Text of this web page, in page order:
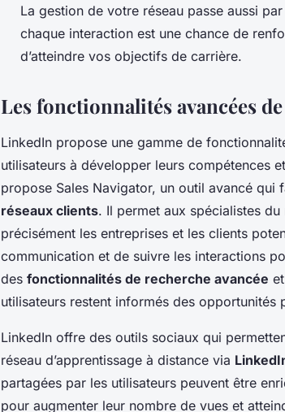
La gestion de votre réseau passe aussi
chaque interaction est une chance de
d’atteindre vos objectifs de carrière.
Les fonctionnalités avancées
LinkedIn propose une gamme de
utilisateurs à développer leurs compétences
propose Sales Navigator, un outil avancé qui
réseaux clients. Il permet aux spécialistes
précisément les entreprises et les clients
communication et de suivre les interactions
des fonctionnalités de recherche avancée
utilisateurs restent informés des opportunités
LinkedIn offre des outils sociaux qui
réseau d’apprentissage à distance via
partagées par les utilisateurs peuvent être
pour augmenter leur nombre de vues et